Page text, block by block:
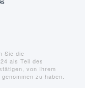
Sie die
als Teil des
von Ihrem
zu haben.